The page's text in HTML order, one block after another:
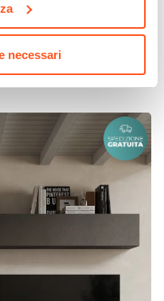
necessari
argilla bronzo e